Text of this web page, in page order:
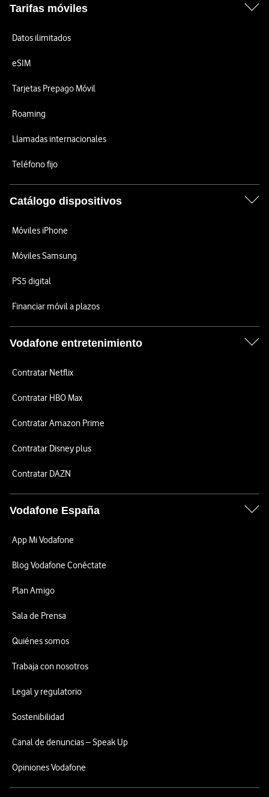
Tarifas móviles
Datos ilimitados
eSIM
Tarjetas Prepago Móvil
Roaming
Llamadas internacionales
Teléfono fijo
Catálogo dispositivos
Móviles iPhone
Móviles Samsung
PS5 digital
Financiar móvil a plazos
Vodafone entretenimiento
Contratar Netflix
Contratar HBO Max
Contratar Amazon Prime
Contratar Disney plus
Contratar DAZN
Vodafone España
App Mi Vodafone
Blog Vodafone Conéctate
Plan Amigo
Sala de Prensa
Quiénes somos
Trabaja con nosotros
Legal y regulatorio
Sostenibilidad
Canal de denuncias – Speak Up
Opiniones Vodafone